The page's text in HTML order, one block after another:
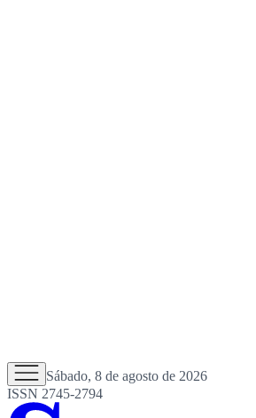
Sábado, 8 de agosto de 2026
ISSN 2745-2794